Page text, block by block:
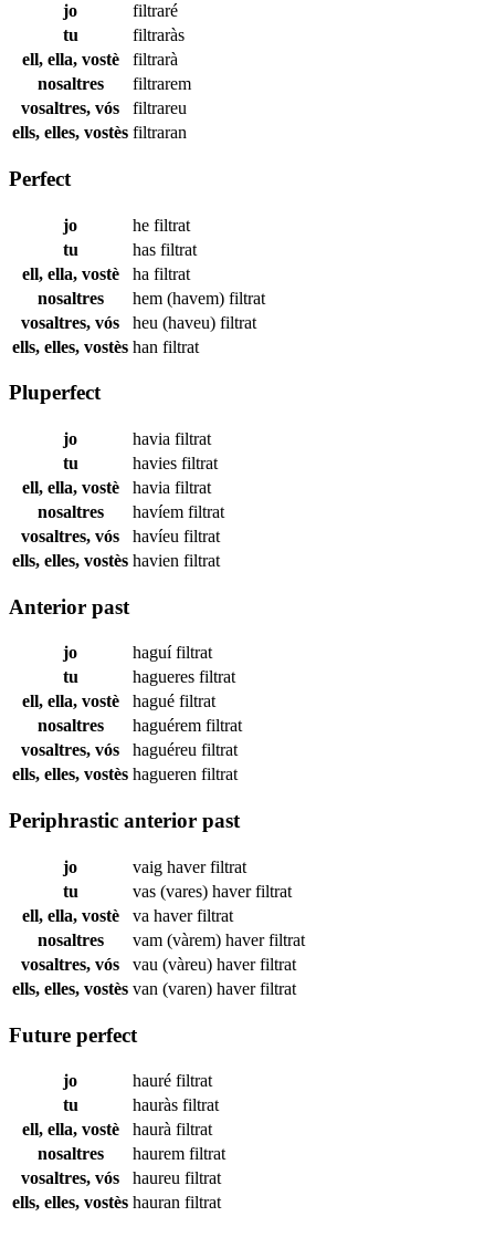
jo
filtraré
tu
filtraràs
ell, ella, vostè
filtrarà
nosaltres
filtrarem
vosaltres, vós
filtrareu
ells, elles, vostès filtraran
Perfect
jo he filtrat
tu
has filtrat
ell, ella, vostè
ha filtrat
nosaltres
hem (havem) filtrat
vosaltres, vós
heu (haveu) filtrat
ells, elles, vostès han filtrat
Pluperfect
jo havia filtrat
tu
havies filtrat
ell, ella, vostè
havia filtrat
nosaltres
havíem filtrat
vosaltres, vós
havíeu filtrat
ells, elles, vostès havien filtrat
Anterior past
jo haguífiltrat
tu
hagueres filtrat
ell, ella, vostè
hagué filtrat
nosaltres
haguérem filtrat
vosaltres, vós
haguéreu filtrat
ells, elles, vostès hagueren filtrat
Periphrastic anterior past
jo vaig haverfiltrat
tu
vas (vares) haverfiltrat
ell, ella, vostè
va haverfiltrat
nosaltres
vam (vàrem) haverfiltrat
vosaltres, vós
vau (vàreu) haverfiltrat
ells, elles, vostès van (varen) haverfiltrat
Future perfect
jo hauré filtrat
tu
hauràs filtrat
ell, ella, vostè
haurà filtrat
nosaltres
haurem filtrat
vosaltres, vós
haureu filtrat
ells, elles, vostès hauran filtrat